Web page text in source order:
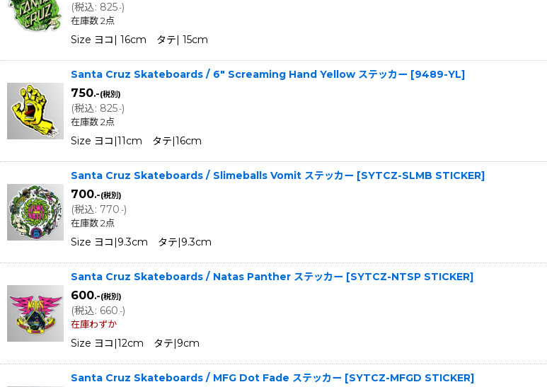
(税込: 825.-)
在庫数 2点
Size ヨコ| 16cm タテ| 15cm
Santa Cruz Skateboards / 6" Screaming Hand Yellow ステッカー [9489-YL]
750.-(税別)
(税込: 825.-)
在庫数 2点
Size ヨコ|11cm タテ|16cm
Santa Cruz Skateboards / Slimeballs Vomit ステッカー [SYTCZ-SLMB STICKER]
700.-(税別)
(税込: 770.-)
在庫数 2点
Size ヨコ|9.3cm タテ|9.3cm
Santa Cruz Skateboards / Natas Panther ステッカー [SYTCZ-NTSP STICKER]
600.-(税別)
(税込: 660.-)
在庫わずか
Size ヨコ|12cm タテ|9cm
Santa Cruz Skateboards / MFG Dot Fade ステッカー [SYTCZ-MFGD STICKER]